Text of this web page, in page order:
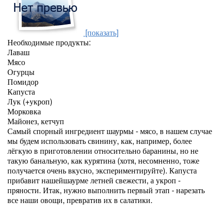
[показать]
Необходимые продукты:
Лаваш
Мясо
Огурцы
Помидор
Капуста
Лук (+укроп)
Морковка
Майонез, кетчуп
Самый спорный ингредиент шаурмы - мясо, в нашем случае
мы будем использовать свинину, как, например, более
лёгкую в приготовлении относительно баранины, но не
такую банальную, как курятина (хотя, несомненно, тоже
получается очень вкусно, экспериментируйте). Капуста
прибавит нашейшаурме летней свежести, а укроп -
пряности. Итак, нужно выполнить первый этап - нарезать
все наши овощи, превратив их в салатики.